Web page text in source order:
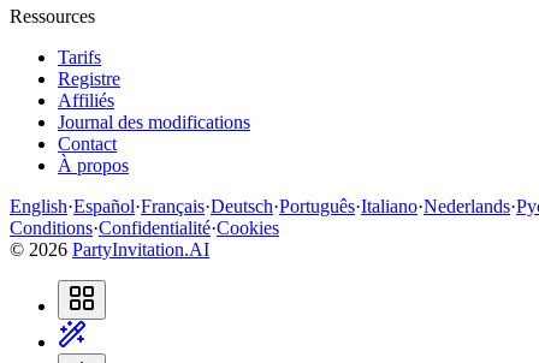
Ressources
Tarifs
Registre
Affiliés
Journal des modifications
Contact
À propos
English·Español·Français·Deutsch·Português·Italiano·Nederlands·
Conditions·Confidentialité·Cookies
© 2026 PartyInvitation.AI